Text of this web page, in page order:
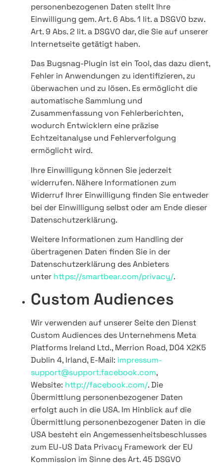
personenbezogenen Daten stellt Ihre
Einwilligung gem. Art. 6 Abs. 1 lit. a DSGVO bzw.
Art. 9 Abs. 2 lit. a DSGVO dar, die Sie auf unserer
Internetseite getätigt haben.
Das Bugsnag-Plugin ist ein Tool, das dazu dient,
Fehler in Anwendungen zu identifizieren, zu
überwachen und zu lösen. Es ermöglicht die
automatische Sammlung und
Zusammenfassung von Fehlerberichten,
wodurch Entwicklern eine präzise
Echtzeitanalyse und Fehlerverfolgung
ermöglicht wird.
Ihre Einwilligung können Sie jederzeit
widerrufen. Nähere Informationen zum
Widerruf Ihrer Einwilligung finden Sie entweder
bei der Einwilligung selbst oder am Ende dieser
Datenschutzerklärung.
Weitere Informationen zum Handling der
übertragenen Daten finden Sie in der
Datenschutzerklärung des Anbieters
unter https://smartbear.com/privacy/.
Custom Audiences
Wir verwenden auf unserer Seite den Dienst
Custom Audiences des Unternehmens Meta
Platforms Ireland Ltd., Merrion Road, D04 X2K5
Dublin 4, Irland, E-Mail: impressum-
support@support.facebook.com,
Website: http://facebook.com/. Die
Übermittlung personenbezogener Daten
erfolgt auch in die USA. Im Hinblick auf die
Übermittlung personenbezogener Daten in die
USA besteht ein Angemessenheitsbeschlusses
zum EU-US Data Privacy Framework der EU
Kommission im Sinne des Art. 45 DSGVO